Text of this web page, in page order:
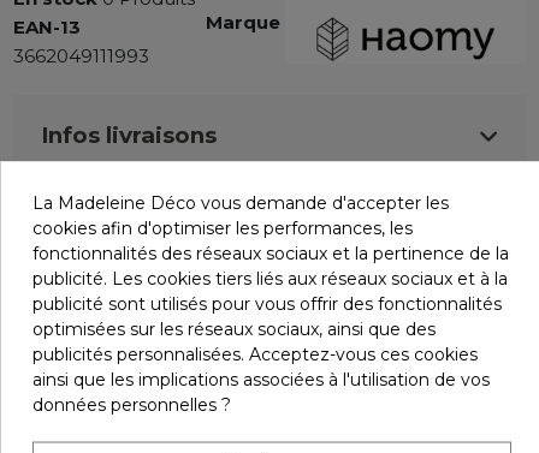
Marque
EAN-13
3662049111993
Infos livraisons
Retours et remboursements
Avis (0)
Vous aimerez aussi
La Madeleine Déco vous demande d'accepter les
cookies afin d'optimiser les performances, les
fonctionnalités des réseaux sociaux et la pertinence de la
publicité. Les cookies tiers liés aux réseaux sociaux et à la
publicité sont utilisés pour vous offrir des fonctionnalités
optimisées sur les réseaux sociaux, ainsi que des
publicités personnalisées. Acceptez-vous ces cookies
ainsi que les implications associées à l'utilisation de vos
données personnelles ?